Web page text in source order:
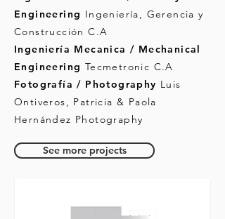
Engineering Ingeniería, Gerencia y
Construcción C.A
Ingeniería Mecanica / Mechanical
Engineering Tecmetronic C.A
Fotografía / Photography Luis
Ontiveros, Patricia & Paola
Hernández Photography
See more projects